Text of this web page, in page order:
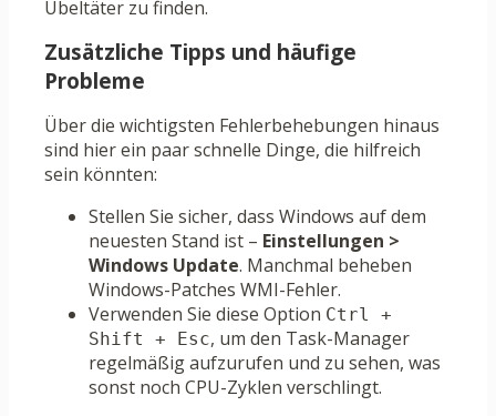
Übeltäter zu finden.
Zusätzliche Tipps und häufige
Probleme
Über die wichtigsten Fehlerbehebungen hinaus
sind hier ein paar schnelle Dinge, die hilfreich
sein könnten:
Stellen Sie sicher, dass Windows auf dem
neuesten Stand ist – Einstellungen >
Windows Update. Manchmal beheben
Windows-Patches WMI-Fehler.
Verwenden Sie diese Option Ctrl +
Shift + Esc, um den Task-Manager
regelmäßig aufzurufen und zu sehen, was
sonst noch CPU-Zyklen verschlingt.